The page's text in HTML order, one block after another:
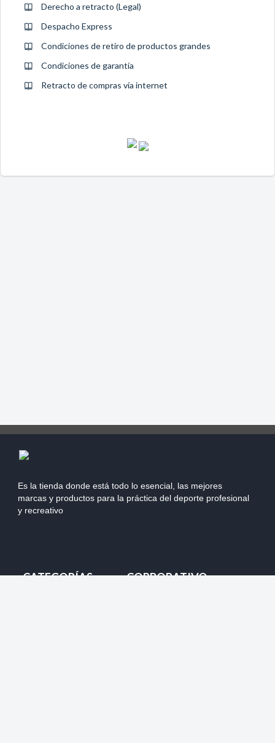
Derecho a retracto (Legal)
Despacho Express
Condiciones de retiro de productos grandes
Condiciones de garantía
Retracto de compras vía internet
Es la tienda donde está todo lo esencial, las mejores
marcas y productos para la práctica del deporte profesional
y recreativo
CATEGORÍAS CORPORATIVO